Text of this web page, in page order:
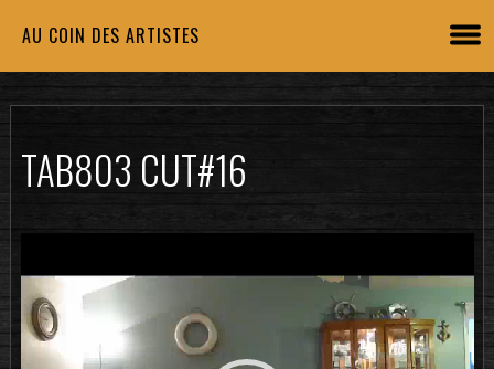
AU COIN DES ARTISTES
TAB803 CUT#16
vidéo